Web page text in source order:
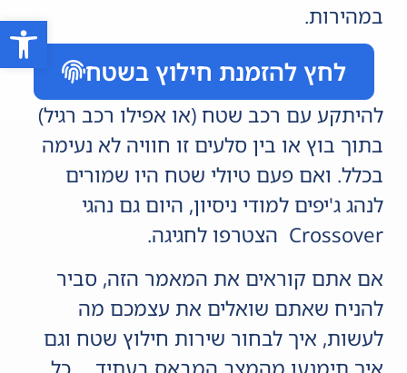
במהירות.
לחץ להזמנת חילוץ בשטח
להיתקע עם רכב שטח (או אפילו רכב רגיל)
בתוך בוץ או בין סלעים זו חוויה לא נעימה
בכלל. ואם פעם טיולי שטח היו שמורים
לנהג ג'יפים למודי ניסיון, היום גם נהגי
Crossover הצטרפו לחגיגה.
אם אתם קוראים את המאמר הזה, סביר
להניח שאתם שואלים את עצמכם מה
לעשות, איך לבחור שירות חילוץ שטח וגם
פתח